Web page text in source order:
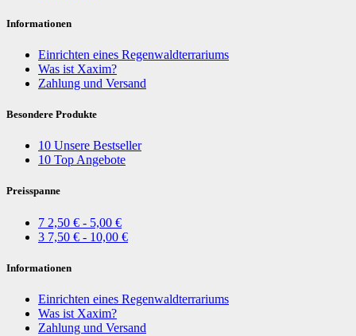
Informationen
Einrichten eines Regenwaldterrariums
Was ist Xaxim?
Zahlung und Versand
Besondere Produkte
10 Unsere Bestseller
10 Top Angebote
Preisspanne
7 2,50 € - 5,00 €
3 7,50 € - 10,00 €
Informationen
Einrichten eines Regenwaldterrariums
Was ist Xaxim?
Zahlung und Versand